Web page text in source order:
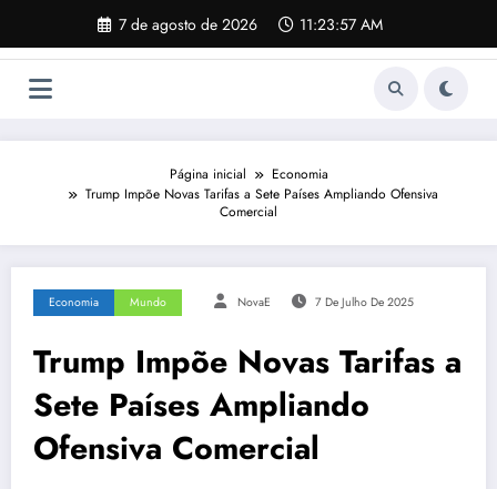
o
7 de agosto de 2026 11:23:58 AM
Página inicial
Economia
Trump Impõe Novas Tarifas a Sete Países Ampliando Ofensiva
Comercial
Economia Mundo NovaE 7 De Julho De 2025
Trump Impõe Novas Tarifas a
Sete Países Ampliando
Ofensiva Comercial